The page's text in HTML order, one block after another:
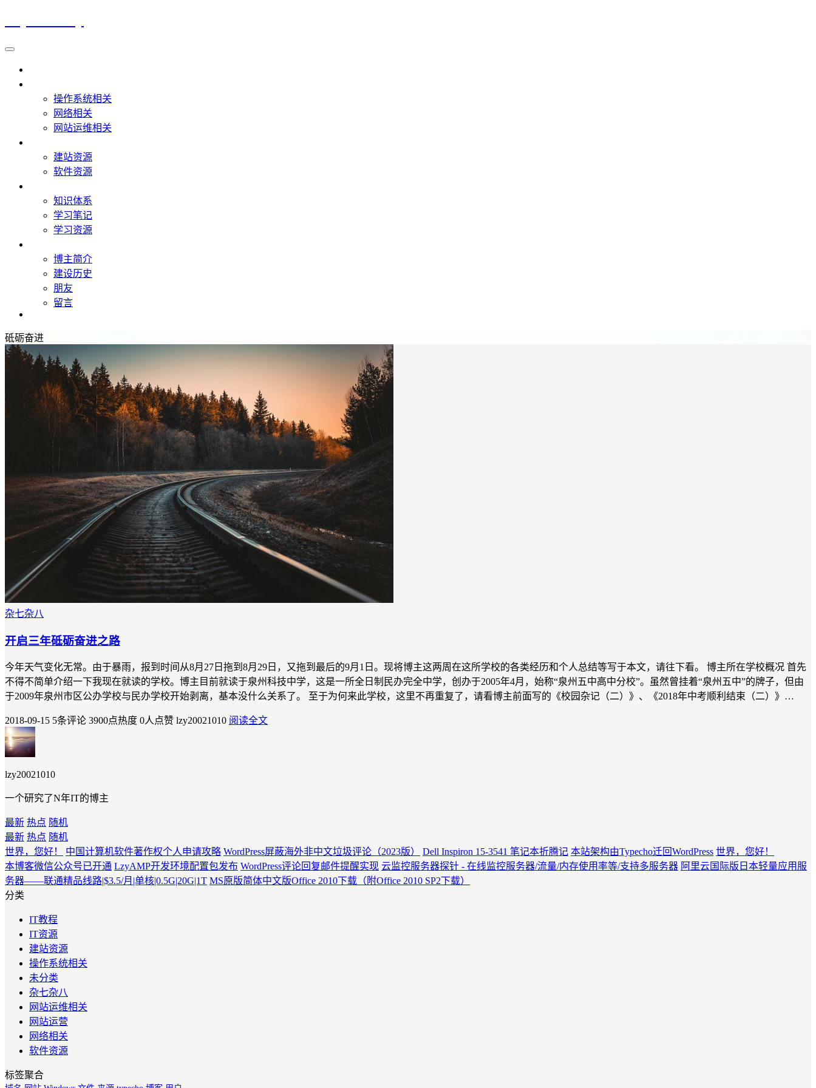
操作系统相关
网络相关
网站运维相关
建站资源
软件资源
知识体系
学习笔记
学习资源
博主简介
建设历史
朋友
留言
砥砺奋进
杂七杂八
开启三年砥砺奋进之路
今年天气变化无常。由于暴雨，报到时间从8月27日拖到8月29日，又拖到最后的9月1日。现将博主这两周在这所学校的各类经历和个人总结等写于本文，请往下看。 博主所在学校概况 首先
不得不简单介绍一下我现在就读的学校。博主目前就读于泉州科技中学，这是一所全日制民办完全中学，创办于2005年4月，始称“泉州五中高中分校”。虽然曾挂着“泉州五中”的牌子，但由
于2009年泉州市区公办学校与民办学校开始剥离，基本没什么关系了。 至于为何来此学校，这里不再重复了，请看博主前面写的《校园杂记（二）》、《2018年中考顺利结束（二）》…
2018-09-15 5条评论 3900点热度 0人点赞 lzy20021010 阅读全文
lzy20021010
一个研究了N年IT的博主
最新 热点 随机
最新 热点 随机
世界，您好！
中国计算机软件著作权个人申请攻略 WordPress屏蔽海外非中文垃圾评论（2023版） Dell Inspiron 15-3541 笔记本折腾记 本站架构由Typecho迁回WordPress 世界，您好！
本博客微信公众号已开通 LzyAMP开发环境配置包发布 WordPress评论回复邮件提醒实现 云监控服务器探针 - 在线监控服务器/流量/内存使用率等/支持多服务器 阿里云国际版日本轻量应用服
务器——联通精品线路|$3.5/月|单核|0.5G|20G|1T MS原版简体中文版Office 2010下载（附Office 2010 SP2下载）
分类
IT教程
IT资源
建站资源
操作系统相关
未分类
杂七杂八
网站运维相关
网站运营
网络相关
软件资源
标签聚合